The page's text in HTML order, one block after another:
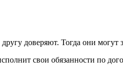
доверяют. Тогда они могут
свои обязанности по